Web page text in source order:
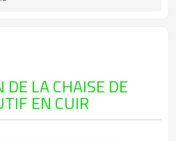
DE LA CHAISE DE
EN CUIR